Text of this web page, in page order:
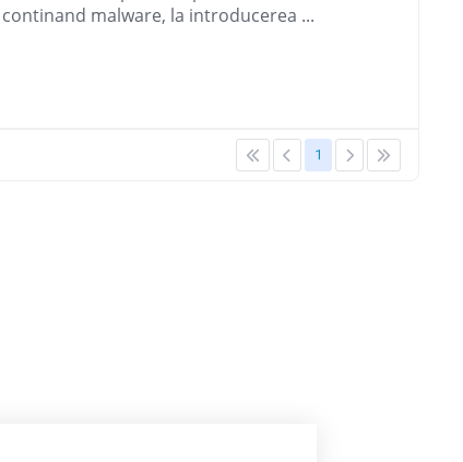
malware, la introducerea ...
1